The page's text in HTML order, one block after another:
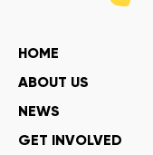
HOME
ABOUT US
NEWS
GET INVOLVED